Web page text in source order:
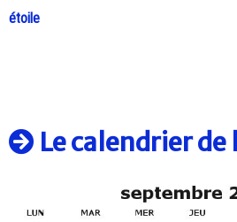
étoile
Le calendrier